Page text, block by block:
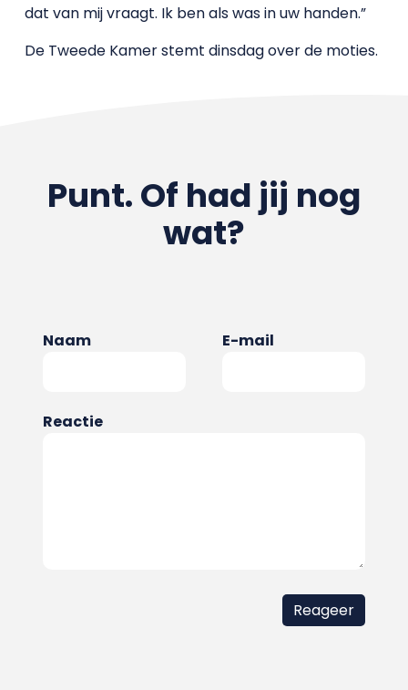
dat van mij vraagt. Ik ben als was in uw handen.”
De Tweede Kamer stemt dinsdag over de moties.
Punt. Of had jij nog
wat?
Naam E-mail
Reactie